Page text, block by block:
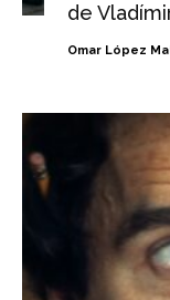
de
Omar López